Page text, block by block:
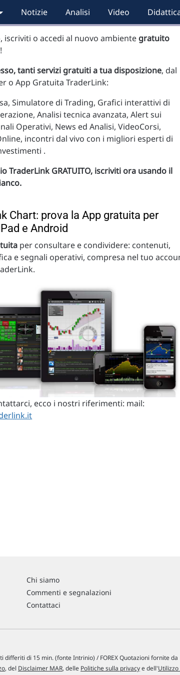
Notizie Analisi Video
iscriviti o accedi al nuovo ambiente gratuito
tanti servizi gratuiti a tua disposizione, dal
o App Gratuita TraderLink:
Simulatore di Trading, Grafici interattivi di
Analisi tecnica avanzata, Alert sui
Operativi, News ed Analisi, VideoCorsi,
incontri dal vivo con i migliori esperti di
.
TraderLink GRATUITO, iscriviti ora usando il
Chart: prova la App gratuita per
e Android
per consultare e condividere: contenuti,
e segnali operativi, compresa nel tuo
ecco i nostri riferimenti: mail:
Chi siamo
Commenti e segnalazioni
Contattaci
differiti di 15 min. (fonte Intrinio) / FOREX Quotazioni fornite da
, del Disclaimer MAR, delle Politiche sulla privacye dell'